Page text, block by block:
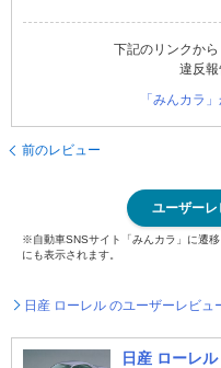
下記のリンクから
違反報
「みんカラ
前のレビュー
ユーザーレ
※自動車SNSサイト「みんカラ」に遷
にも表示されます。
日産 ローレル のユーザーレビ
日産 ローレル